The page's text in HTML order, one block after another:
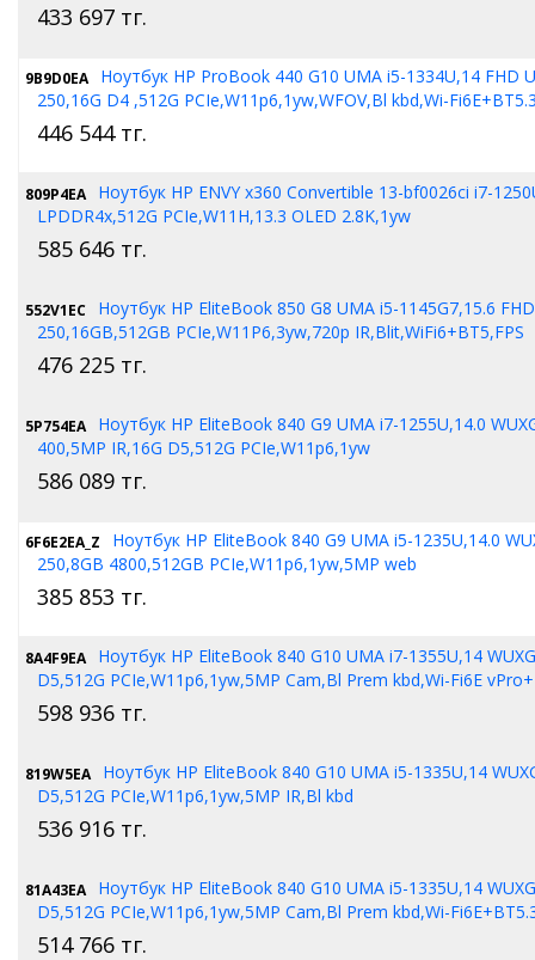
433 697 тг.
9B9D0EA
Ноутбук HP ProBook 440 G10 UMA i5-1334U,14 FHD
250,16G D4 ,512G PCIe,W11p6,1yw,WFOV,Bl kbd,Wi-
446 544тг.
809P4EA
Ноутбук HP ENVY x360 Convertible 13-bf0026ci i7-
LPDDR4x,512G PCIe,W11H,13.3 OLED 2.8K,1yw
585 646 тг.
552V1EC
Ноутбук HP EliteBook 850 G8 UMA i5-1145G7,15.6
250,16GB,512GB PCIe,W11P6,3yw,720p IR,Blit,WiFi6+BT5,FPS
476 225 тг.
5P754EA
Ноутбук HP EliteBook 840 G9 UMA i7-1255U,14.0
400,5MP IR,16G D5,512G PCIe,W11p6,1yw
586 089 тг.
6F6E2EA_Z
Ноутбук HP EliteBook 840 G9 UMA i5-1235U,14.0
250,8GB 4800,512GB PCIe,W11p6,1yw,5MP web
385 853 тг.
8A4F9EA
Ноутбук HP EliteBook 840 G10 UMA i7-1355U,14
D5,512G PCIe,W11p6,1yw,5MP Cam,Bl Prem kbd,Wi-Fi6E
598 936 тг.
819W5EA
Ноутбук HP EliteBook 840 G10 UMA i5-1335U,14
D5,512G PCIe,W11p6,1yw,5MP IR,Bl kbd
536 916 тг.
81A43EA
Ноутбук HP EliteBook 840 G10 UMA i5-1335U,14
D5,512G PCIe,W11p6,1yw,5MP Cam,Bl Prem kbd,Wi-
514 766 тг.